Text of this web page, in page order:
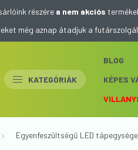
részére a nem akciós
még aznap átadjuk a
KATEGÓRIÁK
BLOG
KÉPES
Egyenfeszültségű LED